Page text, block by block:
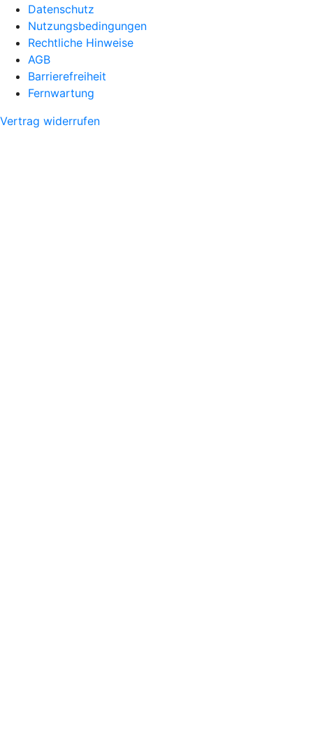
Datenschutz
Nutzungsbedingungen
Rechtliche Hinweise
AGB
Barrierefreiheit
Fernwartung
Vertrag widerrufen